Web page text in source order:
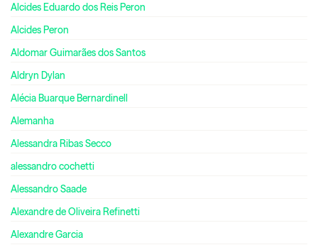
Alcides Eduardo dos Reis Peron
Alcides Peron
Aldomar Guimarães dos Santos
Aldryn Dylan
Alécia Buarque Bernardinell
Alemanha
Alessandra Ribas Secco
alessandro cochetti
Alessandro Saade
Alexandre de Oliveira Refinetti
Alexandre Garcia